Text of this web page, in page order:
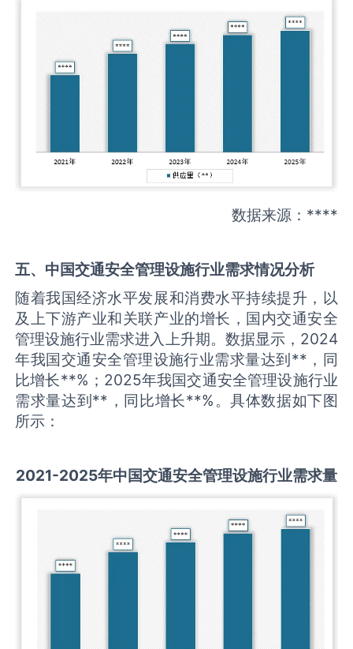
数据来源：****
五、中国交通安全管理设施行业需求情况分析
随着我国经济水平发展和消费水平持续提升，以
及上下游产业和关联产业的增长，国内交通安全
管理设施行业需求进入上升期。数据显示，2024
年我国交通安全管理设施行业需求量达到**，同
比增长**%；2025年我国交通安全管理设施行业
需求量达到**，同比增长**%。具体数据如下图
所示：
2021-2025年中国交通安全管理设施行业需求量